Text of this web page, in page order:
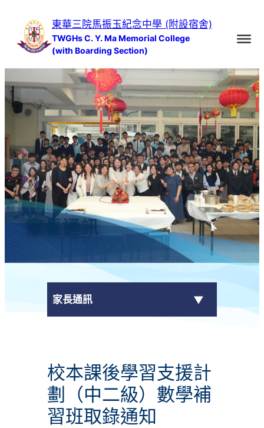
容
東華三院馬振玉紀念中學 (附設宿舍)
TWGHs C. Y. Ma Memorial College
(with Boarding Section)
家長通訊
家長通訊
學校通告
校本課後學習支援計
劃（中二級）數學補
習班取錄通知